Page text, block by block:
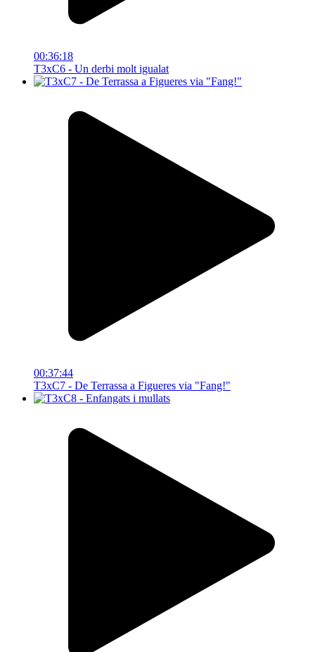
00:36:18
T3xC6 - Un derbi molt igualat
00:37:44
T3xC7 - De Terrassa a Figueres via "Fang!"